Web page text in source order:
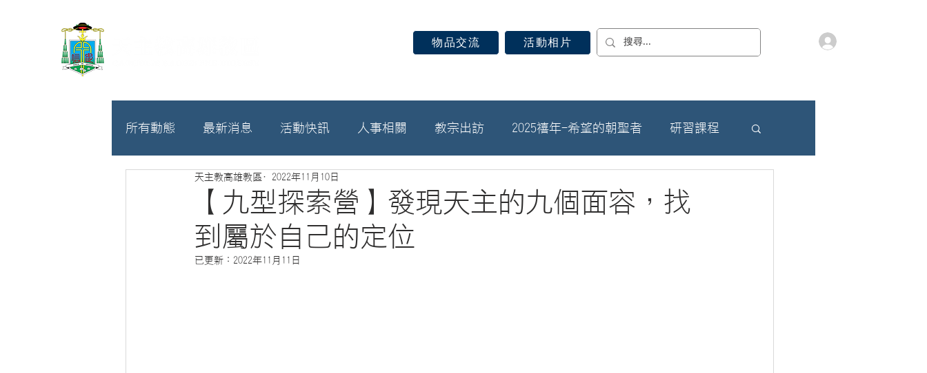
物品交流 活動相片
所有動態 最新消息 活動快訊 人事相關 教宗出訪 2025禧年-希望的朝聖者 研習課程
募款相關
【九型探索營】發現天主的九個面容，找
到屬於自己的定位
天主教高雄教區 2022年11月10日
已更新： 2022年11月11日